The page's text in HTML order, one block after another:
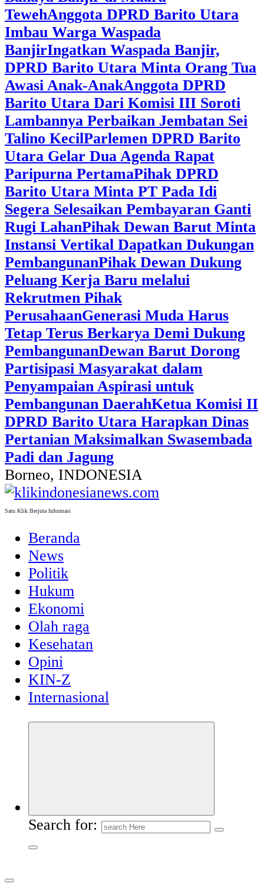
TewehAnggota DPRD Barito Utara
Imbau Warga Waspada
BanjirIngatkan Waspada Banjir,
DPRD Barito Utara Minta Orang Tua
Awasi Anak-AnakAnggota DPRD
Barito Utara Dari Komisi III Soroti
Lambannya Perbaikan Jembatan Sei
Talino KecilParlemen DPRD Barito
Utara Gelar Dua Agenda Rapat
Paripurna PertamaPihak DPRD
Barito Utara Minta PT Pada Idi
Segera Selesaikan Pembayaran Ganti
Rugi LahanPihak Dewan Barut Minta
Instansi Vertikal Dapatkan Dukungan
PembangunanPihak Dewan Dukung
Peluang Kerja Baru melalui
Rekrutmen Pihak
PerusahaanGenerasi Muda Harus
Tetap Terus Berkarya Demi Dukung
PembangunanDewan Barut Dorong
Partisipasi Masyarakat dalam
Penyampaian Aspirasi untuk
Pembangunan DaerahKetua Komisi II
DPRD Barito Utara Harapkan Dinas
Pertanian Maksimalkan Swasembada
Padi dan Jagung
Borneo, INDONESIA
Satu Klik Berjuta Informasi
Beranda
News
Politik
Hukum
Ekonomi
Olah raga
Kesehatan
Opini
KIN-Z
Internasional
Search for: